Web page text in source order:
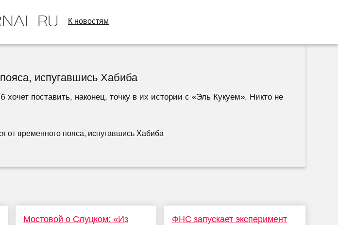
К новостям
испугавшись Хабиба
поставить, наконец, точку в их истории с «Эль Кукуем». Никто не
Мостовой о Слуцком: «Из
ФНС запускает эксперимент